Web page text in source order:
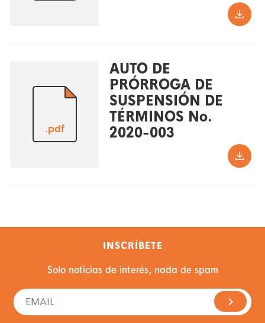
.pdf
AUTO DE
PRÓRROGA DE
SUSPENSIÓN DE
TÉRMINOS No.
2020-003
INSCRÍBETE
Solo noticias de interés, nada de spam